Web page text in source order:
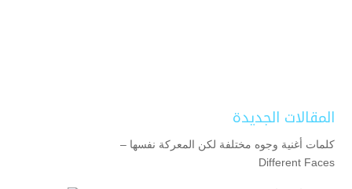
المقالات الجديدة
كلمات أغنية وجوه مختلفة لكن المعركة نفسها –
Different Faces